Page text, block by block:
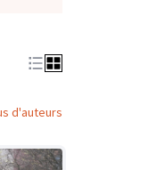
d'auteurs